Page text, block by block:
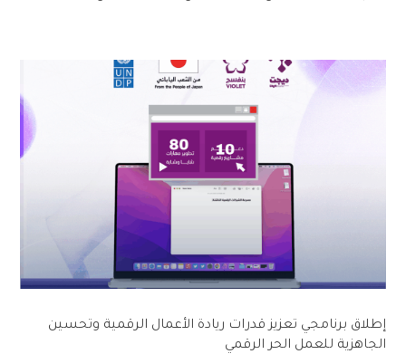
إطلاق برنامجي تعزيز قدرات ريادة الأعمال الرقمية وتحسين
الجاهزية للعمل الحر الرقمي